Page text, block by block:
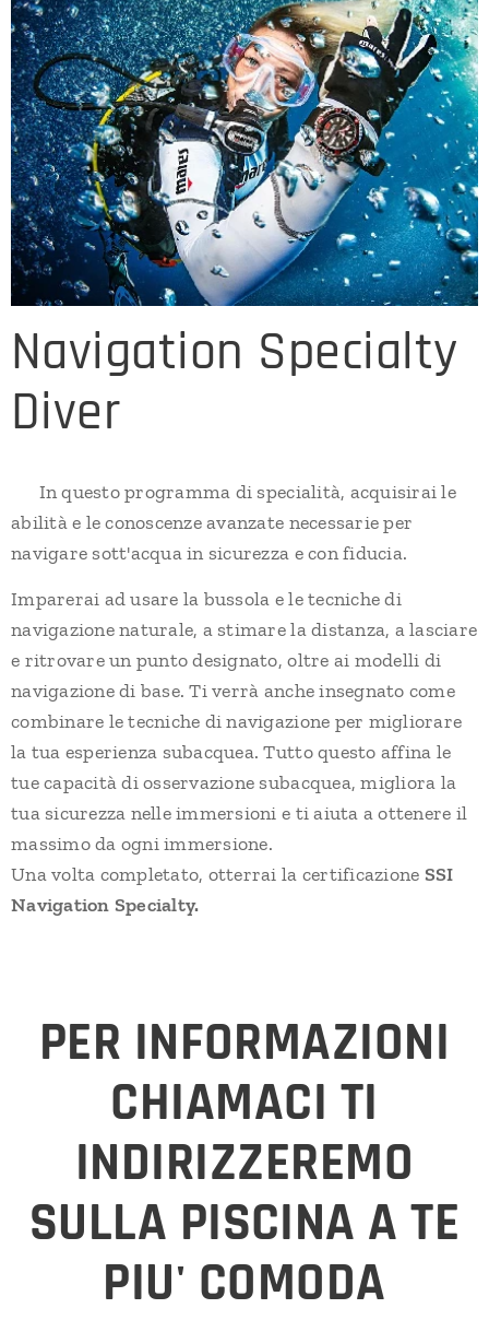
Navigation Specialty
Diver
In questo programma di specialità, acquisirai le
abilità e le conoscenze avanzate necessarie per
navigare sott'acqua in sicurezza e con fiducia.
Imparerai ad usare la bussola e le tecniche di
navigazione naturale, a stimare la distanza, a lasciare
e ritrovare un punto designato, oltre ai modelli di
navigazione di base. Ti verrà anche insegnato come
combinare le tecniche di navigazione per migliorare
la tua esperienza subacquea. Tutto questo affina le
tue capacità di osservazione subacquea, migliora la
tua sicurezza nelle immersioni e ti aiuta a ottenere il
massimo da ogni immersione.
Una volta completato, otterrai la certificazione SSI
Navigation Specialty.
PER INFORMAZIONI
CHIAMACI TI
INDIRIZZEREMO
SULLA PISCINA A TE
PIU' COMODA